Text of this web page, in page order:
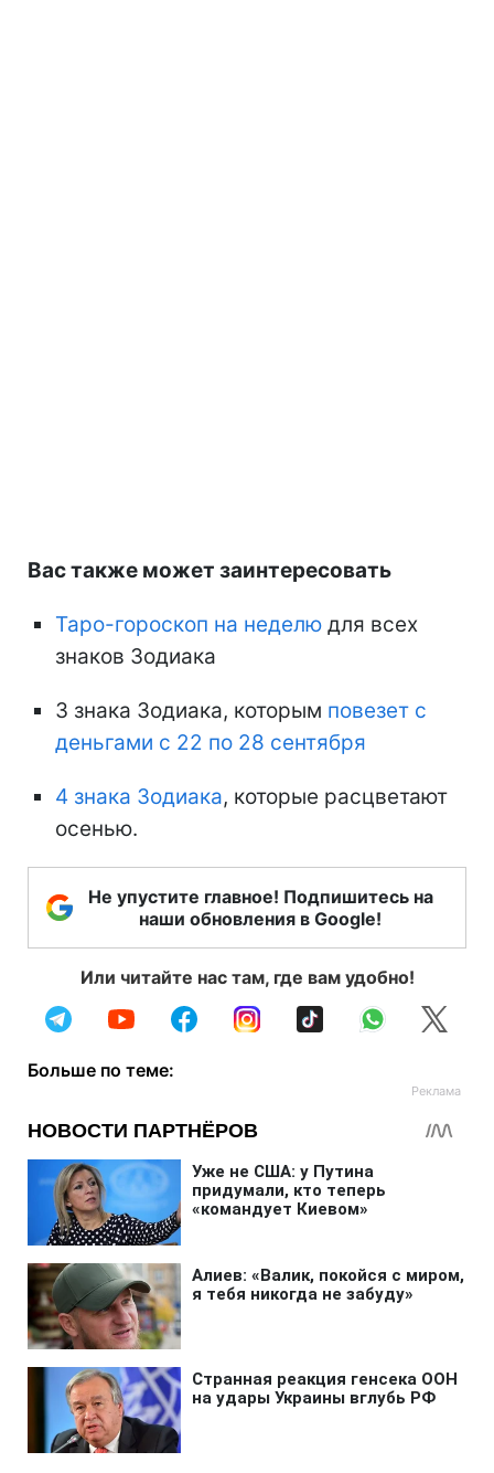
Вас также может заинтересовать
Таро-гороскоп на неделю для всех
знаков Зодиака
3 знака Зодиака, которым повезет с
деньгами с 22 по 28 сентября
4 знака Зодиака, которые расцветают
осенью.
Не упустите главное! Подпишитесь на
наши обновления в Google!
Или читайте нас там, где вам удобно!
Больше по теме: